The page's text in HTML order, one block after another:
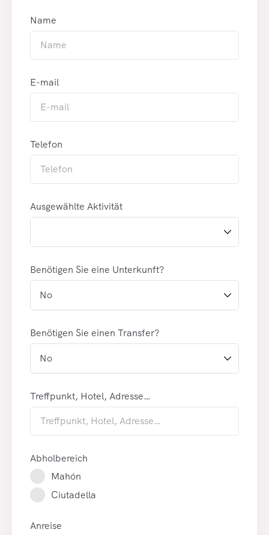
Name
E-mail
Telefon
Ausgewählte Aktivität
Benötigen Sie eine Unterkunft?
Benötigen Sie einen Transfer?
Treffpunkt, Hotel, Adresse…
Abholbereich
Mahón
Ciutadella
Anreise